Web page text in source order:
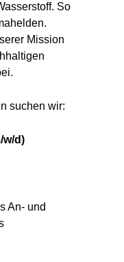
So
Mission
suchen wir:
w/d)
An- und